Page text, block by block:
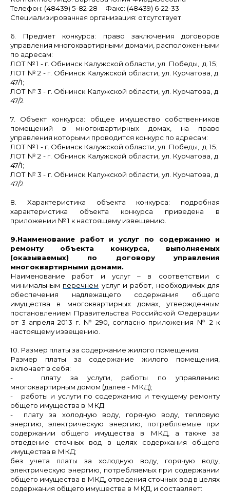
Телефон: (48439) 5-82-28 Факс: (48439) 6-22-33
Специализированная организация: отсутствует.
6. Предмет конкурса: право заключения договоров
управления многоквартирными домами, расположенными
по адресам:
ЛОТ № 1 - г. Обнинск Калужской области,ул. Победы, д. 15;
ЛОТ № 2 - г. Обнинск Калужской области, ул. Курчатова, д.
47/1;
ЛОТ № 3- г. Обнинск Калужской области, ул. Курчатова, д.
47/2
7. Объект конкурса: общее имущество собственников
помещений в многоквартирных домах, на право
управления которыми проводится конкурс по адресам:
ЛОТ № 1 - г. Обнинск Калужской области,ул. Победы, д. 15;
ЛОТ № 2 - г. Обнинск Калужской области, ул. Курчатова, д.
47/1;
ЛОТ № 3- г. Обнинск Калужской области, ул. Курчатова, д.
47/2
8. Характеристика объекта конкурса: подробная
характеристика объекта конкурса приведена в
приложении № 1 к настоящему извещению.
9.Наименование работ и услуг по содержанию и
ремонту объекта конкурса, выполняемых
(оказываемых) по договору управления
многоквартирными домами.
Наименование работ и услуг– в соответствии с
минимальным перечнем услуг и работ, необходимых для
обеспечения надлежащего содержания общего
имущества в многоквартирных домах, утвержденным
постановлением Правительства Российской Федерации
от 3 апреля 2013 г. № 290, согласно приложения № 2 к
настоящему извещению.
10. Размер платы за содержание жилого помещения.
Размер платы за содержание жилого помещения,
включает в себя:
- плату за услуги, работы по управлению
многоквартирным домом (далее - МКД);
- работы и услуги по содержанию и текущему ремонту
общего имущества в МКД;
- плату за холодную воду, горячую воду, тепловую
энергию, электрическую энергию, потребляемые при
содержании общего имущества в МКД, а также за
отведение сточных вод в целях содержания общего
имущества в МКД;
без учета платы за холодную воду, горячую воду,
электрическую энергию, потребляемых при содержании
общего имущества в МКД, отведения сточных вод в целях
содержания общего имущества в МКД, и составляет: